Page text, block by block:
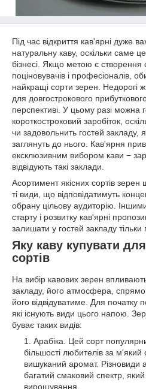
Під час відкриття кав'ярні дуже
натуральну каву, оскільки саме
бізнесі. Якщо метою є створення
поціновувачів і професіоналів,
найкращі сорти зерен. Недорогі
для довгострокового
перспективі. У цьому разі можна
короткостроковий заробіток,
чи задовольнить гостей закладу,
заглянуть до нього. Кав'ярня
ексклюзивним вибором кави −
відвідують такі заклади.
Асортимент якісних сортів зерен
ті види, що відповідатимуть
обрану цільову аудиторію.
старту і розвитку кав'ярні
залишати у гостей закладу
Яку каву купувати
сортів
На вибір кавових зерен
закладу, його атмосфера,
його відвідуватиме. Для початку
які існують види цього напою.
буває таких видів:
Арабіка. Цей сорт
більшості любителів за м'який
вишуканий аромат. Різновиди
багатий смаковий спектр, який
вирощування.